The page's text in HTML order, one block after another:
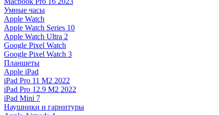
Умные часы
Apple Watch
Apple Watch Series 10
Apple Watch Ultra 2
Google Pixel Watch
Google Pixel Watch 3
Планшеты
Apple iPad
iPad Pro 11 M2 2022
iPad Pro 12.9 M2 2022
iPad Mini 7
Наушники и гарнитуры